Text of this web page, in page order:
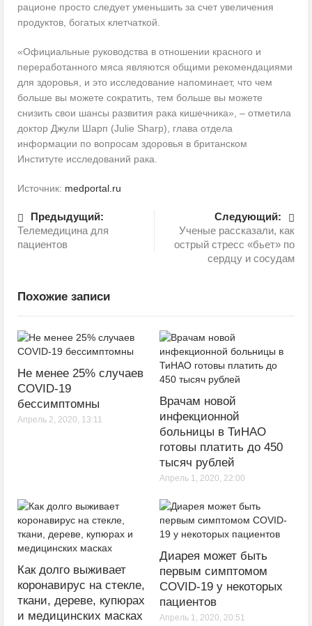
рационе просто следует уменьшить за счет увеличения
продуктов, богатых клетчаткой.
«Официальные руководства в отношении красного и
переработанного мяса являются общими рекомендациями
для здоровья, и это исследование напоминает, что чем
больше вы можете сократить, тем больше вы можете
снизить свои шансы развития рака кишечника», – отметила
доктор Джули Шарп (Julie Sharp), глава отдела
информации по вопросам здоровья в британском
Институте исследований рака.
Источник: medportal.ru
Предыдущий:
Телемедицина для
пациентов
Следующий:
Ученые рассказали, как
острый стресс «бьет» по
сердцу и сосудам
Похожие записи
Не менее 25% случаев
COVID-19
бессимптомны
Апрель 2, 2020, 13:11
Врачам новой
инфекционной
больницы в ТиНАО
готовы платить до 450
тысяч рублей
Апрель 1, 2020, 22:00
Как долго выживает
коронавирус на стекле,
ткани, дереве, купюрах
и медицинских масках
Диарея может быть
первым симптомом
COVID-19 у некоторых
пациентов
Апрель 1, 2020, 20:51